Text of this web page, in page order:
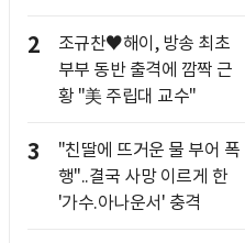
2
조규찬♥해이, 방송 최초
부부 동반 출격에 깜짝 근
황 "美 주립대 교수"
3
"친딸에 뜨거운 물 부어 폭
행"..결국 사망 이르게 한
'가수.아나운서' 충격